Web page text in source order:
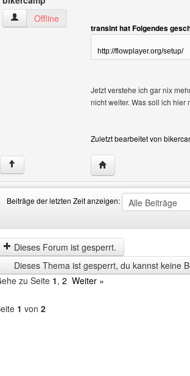
bikercamp Benutzer-Profile anzeigen
Offline
transint hat Folgendes
http://flowplayer.org/setup/
Jetzt verstehe ich gar nix
nicht weiter. Was soll ich hier
Zuletzt bearbeitet von
↑ Website dieses
Beiträge der letzten Zeit anzeigen:
der
letzten
Zeit
anzeigen
by
Dieses Forum ist gesperrt.
Dieses Thema ist gesperrt, du kannst keine
zu Seite 1, 2 Weiter »
1 von 2